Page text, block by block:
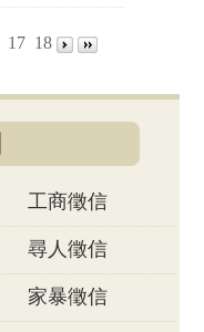
17 18
工商徵信
尋人徵信
家暴徵信